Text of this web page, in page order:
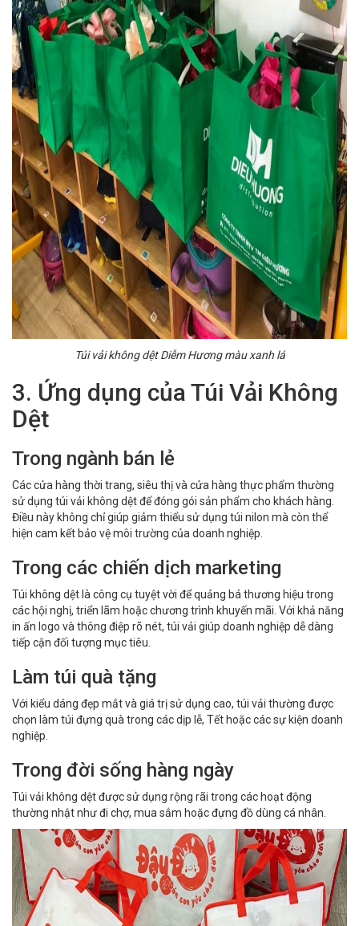
Túi vải không dệt Diễm Hương màu xanh lá
3. Ứng dụng của Túi Vải Không
Dệt
Trong ngành bán lẻ
Các cửa hàng thời trang, siêu thị và cửa hàng thực phẩm thường
sử dụng túi vải không dệt để đóng gói sản phẩm cho khách hàng.
Điều này không chỉ giúp giảm thiểu sử dụng túi nilon mà còn thể
hiện cam kết bảo vệ môi trường của doanh nghiệp.
Trong các chiến dịch marketing
Túi không dệt là công cụ tuyệt vời để quảng bá thương hiệu trong
các hội nghị, triển lãm hoặc chương trình khuyến mãi. Với khả năng
in ấn logo và thông điệp rõ nét, túi vải giúp doanh nghiệp dễ dàng
tiếp cận đối tượng mục tiêu.
Làm túi quà tặng
Với kiểu dáng đẹp mắt và giá trị sử dụng cao, túi vải thường được
chọn làm túi đựng quà trong các dịp lễ, Tết hoặc các sự kiện doanh
nghiệp.
Trong đời sống hàng ngày
Túi vải không dệt được sử dụng rộng rãi trong các hoạt động
thường nhật như đi chợ, mua sắm hoặc đựng đồ dùng cá nhân.